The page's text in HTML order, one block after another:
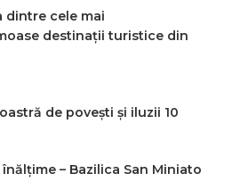
dintre cele mai
destinații turistice din
de povești și iluzii 10
– Bazilica San Miniato